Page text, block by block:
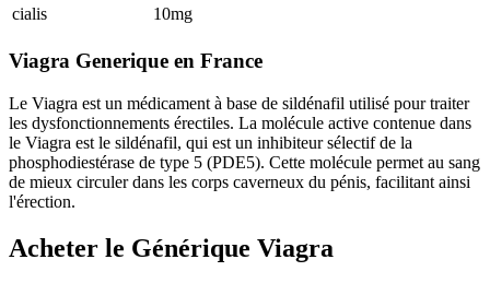
cialis
10mg
Viagra Generique en France
Le Viagra est un médicament à base de sildénafil utilisé pour traiter
les dysfonctionnements érectiles. La molécule active contenue dans
le Viagra est le sildénafil, qui est un inhibiteur sélectif de la
phosphodiestérase de type 5 (PDE5). Cette molécule permet au sang
de mieux circuler dans les corps caverneux du pénis, facilitant ainsi
l'érection.
Acheter le Générique Viagra